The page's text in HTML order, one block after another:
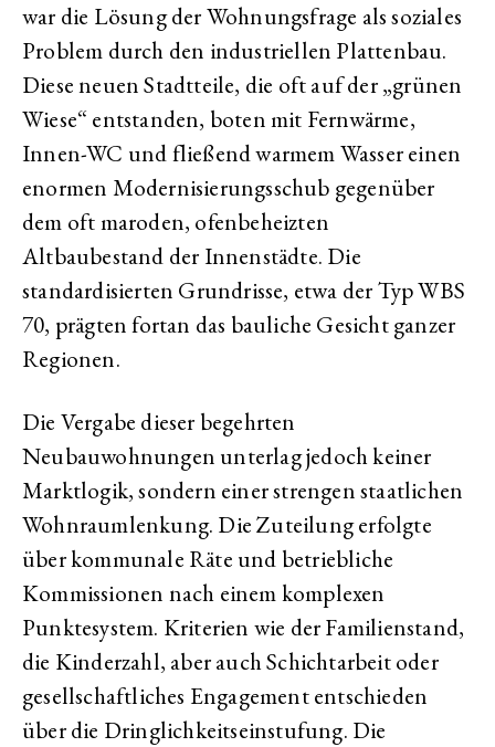
war die Lösung der Wohnungsfrage als soziales
Problem durch den industriellen Plattenbau.
Diese neuen Stadtteile, die oft auf der „grünen
Wiese“ entstanden, boten mit Fernwärme,
Innen-WC und fließend warmem Wasser einen
enormen Modernisierungsschub gegenüber
dem oft maroden, ofenbeheizten
Altbaubestand der Innenstädte. Die
standardisierten Grundrisse, etwa der Typ WBS
70, prägten fortan das bauliche Gesicht ganzer
Regionen.
Die Vergabe dieser begehrten
Neubauwohnungen unterlag jedoch keiner
Marktlogik, sondern einer strengen staatlichen
Wohnraumlenkung. Die Zuteilung erfolgte
über kommunale Räte und betriebliche
Kommissionen nach einem komplexen
Punktesystem. Kriterien wie der Familienstand,
die Kinderzahl, aber auch Schichtarbeit oder
gesellschaftliches Engagement entschieden
über die Dringlichkeitseinstufung. Die